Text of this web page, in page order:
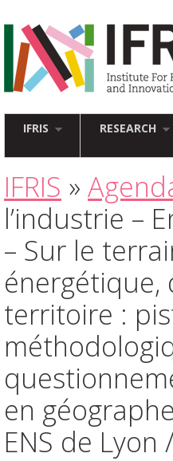
IFRIS RESEARCH
IFRIS »
l’industrie –
– Sur le
territoire :
en
ENS de Lyon